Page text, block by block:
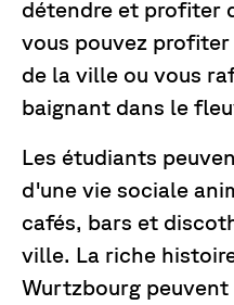
détendre et profiter
vous pouvez
de la ville ou vous
baignant dans le
Les étudiants
d'une vie sociale
cafés, bars et
ville. La riche
Wurtzbourg